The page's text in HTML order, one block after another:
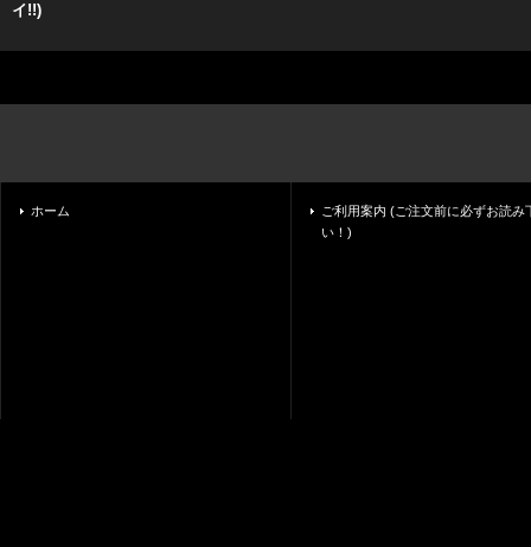
イ!!)
ホーム
ご利用案内 (ご注文前に必ずお読み
い！)